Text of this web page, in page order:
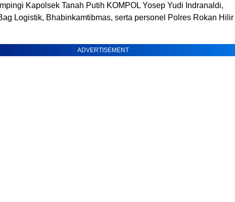
Kapolsek Tanah Putih KOMPOL Yosep Yudi Indranaldi,
Logistik, Bhabinkamtibmas, serta personel Polres Rokan Hilir
ADVERTISEMENT